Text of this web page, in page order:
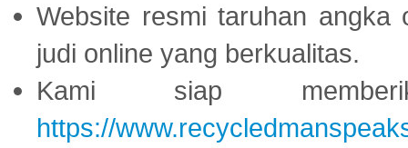
Website resmi taruhan
judi online yang berkualitas.
Kami siap
https://